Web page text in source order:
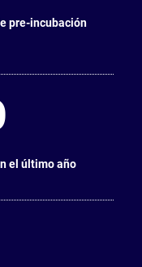
pre-incubación
el último año